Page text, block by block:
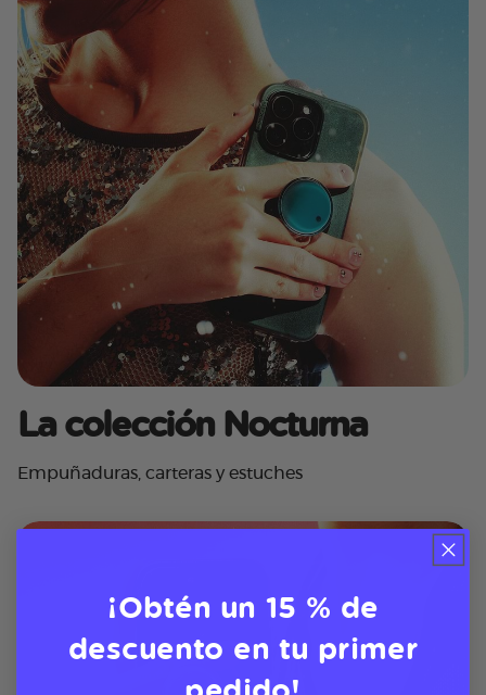
La colección Nocturna
Empuñaduras, carteras y estuches
¡Obtén un 15 % de
descuento en tu primer